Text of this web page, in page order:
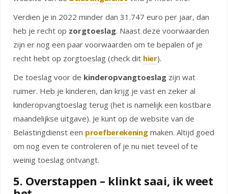
Verdien je in 2022 minder dan 31.747 euro per jaar, dan
heb je recht op zorgtoeslag. Naast deze voorwaarden
zijn er nog een paar voorwaarden om te bepalen of je
recht hebt op zorgtoeslag (check dit hier).
De toeslag voor de kinderopvangtoeslag zijn wat
ruimer. Heb je kinderen, dan krijg je vast en zeker al
kinderopvangtoeslag terug (het is namelijk een kostbare
maandelijkse uitgave). Je kunt op de website van de
Belastingdienst een proefberekeningmaken. Altijd goed
om nog even te controleren of je nu niet teveel of te
weinig toeslag ontvangt.
5. Overstappen – klinkt saai, ik weet